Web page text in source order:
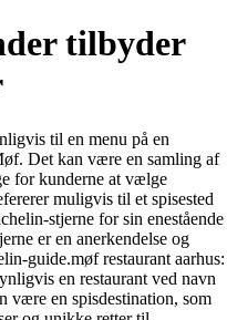
tilbyder
til en menu på en
Det kan være en samling af
for kunderne at vælge
muligvis til et spisested
stjerne for sin enestående
er en anerkendelse og
guide.møf restaurant aarhus:
en restaurant ved navn
være en spisdestination, som